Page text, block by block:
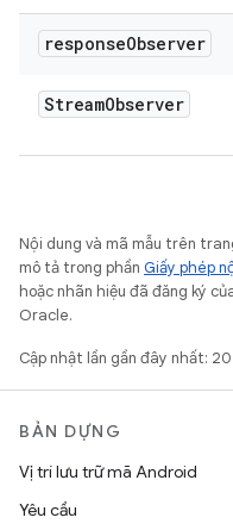
responseObserver
StreamObserver
Nội dung và mã mẫu trên
mô tả trong phần Giấy phép
hoặc nhãn hiệu đã đăng ký
Oracle.
Cập nhật lần gần đây nhất:
BẢN DỰNG
Vị trí lưu trữ mã Android
Yêu cầu